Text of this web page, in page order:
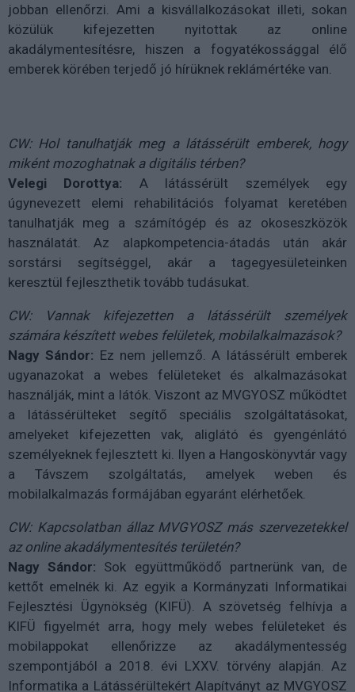
jobban ellenőrzi. Ami a kisvállalkozásokat illeti, sokan
közülük kifejezetten nyitottak az online
akadálymentesítésre, hiszen a fogyatékossággal élő
emberek körében terjedő jó hírüknek reklámértéke van.
CW: Hol tanulhatják meg a látássérült emberek, hogy
miként mozoghatnak a digitális térben?
Velegi Dorottya: A látássérült személyek egy
úgynevezett elemi rehabilitációs folyamat keretében
tanulhatják meg a számítógép és az okoseszközök
használatát. Az alapkompetencia-átadás után akár
sorstársi segítséggel, akár a tagegyesületeinken
keresztül fejleszthetik tovább tudásukat.
CW: Vannak kifejezetten a látássérült személyek
számára készített webes felületek, mobilalkalmazások?
Nagy Sándor: Ez nem jellemző. A látássérült emberek
ugyanazokat a webes felületeket és alkalmazásokat
használják, mint a látók. Viszont az MVGYOSZ működtet
a látássérülteket segítő speciális szolgáltatásokat,
amelyeket kifejezetten vak, aliglátó és gyengénlátó
személyeknek fejlesztett ki. Ilyen a Hangoskönyvtár vagy
a Távszem szolgáltatás, amelyek weben és
mobilalkalmazás formájában egyaránt elérhetőek.
CW: Kapcsolatban állaz MVGYOSZ más szervezetekkel
az online akadálymentesítés területén?
Nagy Sándor: Sok együttműködő partnerünk van, de
kettőt emelnék ki. Az egyik a Kormányzati Informatikai
Fejlesztési Ügynökség (KIFÜ). A szövetség felhívja a
KIFÜ figyelmét arra, hogy mely webes felületeket és
mobilappokat ellenőrizze az akadálymentesség
szempontjából a 2018. évi LXXV. törvény alapján. Az
Informatika a Látássérültekért Alapítványt az MVGYOSZ